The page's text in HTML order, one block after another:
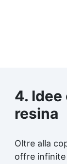
4.
resina
Oltre alla
offre infinite